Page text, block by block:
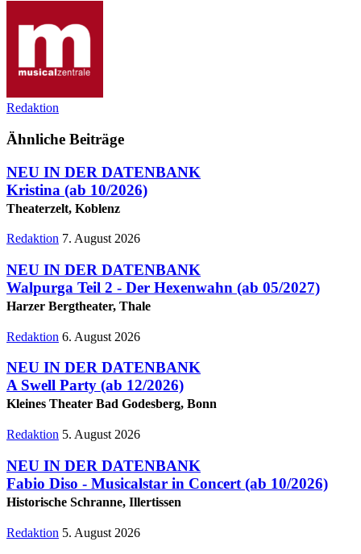
Redaktion
Ähnliche Beiträge
NEU IN DER DATENBANK
Kristina (ab 10/2026)
Theaterzelt, Koblenz
Redaktion 7. August 2026
NEU IN DER DATENBANK
Walpurga Teil 2 - Der Hexenwahn (ab 05/2027)
Harzer Bergtheater, Thale
Redaktion 6. August 2026
NEU IN DER DATENBANK
A Swell Party (ab 12/2026)
Kleines Theater Bad Godesberg, Bonn
Redaktion 5. August 2026
NEU IN DER DATENBANK
Fabio Diso - Musicalstar in Concert (ab 10/2026)
Historische Schranne, Illertissen
Redaktion 5. August 2026